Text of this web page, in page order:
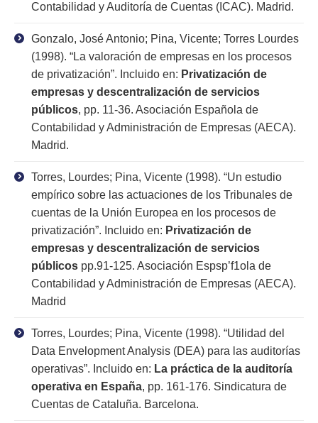
Contabilidad y Auditoría de Cuentas (ICAC). Madrid.
Gonzalo, José Antonio; Pina, Vicente; Torres Lourdes
(1998). “La valoración de empresas en los procesos
de privatización”. Incluido en: Privatización de
empresas y descentralización de servicios
públicos, pp. 11-36. Asociación Española de
Contabilidad y Administración de Empresas (AECA).
Madrid.
Torres, Lourdes; Pina, Vicente (1998). “Un estudio
empírico sobre las actuaciones de los Tribunales de
cuentas de la Unión Europea en los procesos de
privatización”. Incluido en: Privatización de
empresas y descentralización de servicios
públicos pp.91-125. Asociación Espsp’f1ola de
Contabilidad y Administración de Empresas (AECA).
Madrid
Torres, Lourdes; Pina, Vicente (1998). “Utilidad del
Data Envelopment Analysis (DEA) para las auditorías
operativas”. Incluido en: La práctica de la auditoría
operativa en España, pp. 161-176. Sindicatura de
Cuentas de Cataluña. Barcelona.